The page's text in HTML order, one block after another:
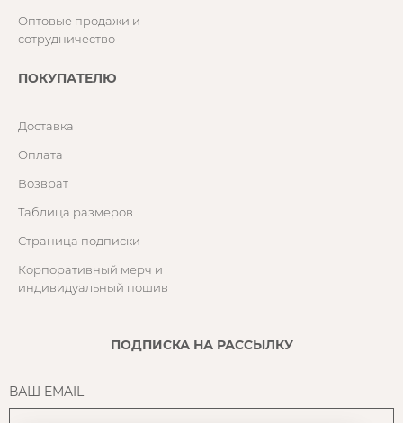
Оптовые продажи и
сотрудничество
ПОКУПАТЕЛЮ
Доставка
Оплата
Возврат
Таблица размеров
Страница подписки
Корпоративный мерч и
индивидуальный пошив
ПОДПИСКА НА РАССЫЛКУ
ВАШ EMAIL